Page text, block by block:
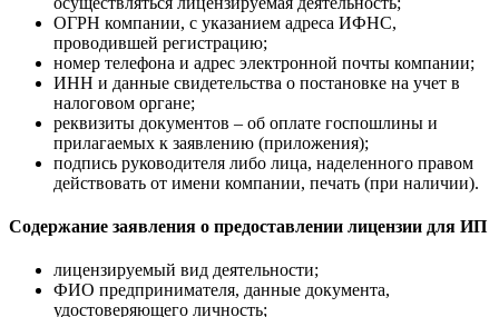
ОГРН компании, с указанием адреса ИФНС,
проводившей регистрацию;
номер телефона и адрес электронной почты компании;
ИНН и данные свидетельства о постановке на учет в
налоговом органе;
реквизиты документов – об оплате госпошлины и
прилагаемых к заявлению (приложения);
подпись руководителя либо лица, наделенного правом
действовать от имени компании, печать (при наличии).
Содержание заявления о предоставлении лицензии для ИП
лицензируемый вид деятельности;
ФИО предпринимателя, данные документа,
удостоверяющего личность;